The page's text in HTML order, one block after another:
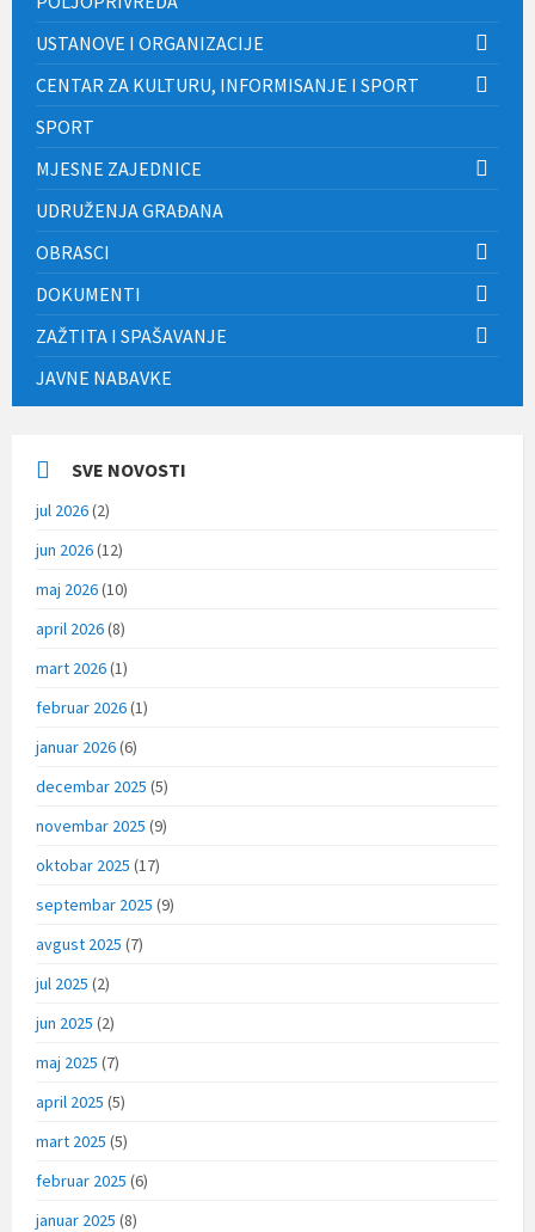
USTANOVE I ORGANIZACIJE
CENTAR ZA KULTURU, INFORMISANJE I SPORT
SPORT
MJESNE ZAJEDNICE
UDRUŽENJA GRAĐANA
OBRASCI
DOKUMENTI
ZAŽTITA I SPAŠAVANJE
JAVNE NABAVKE
SVE NOVOSTI
jul 2026(2)
jun 2026(12)
maj 2026(10)
april 2026(8)
mart 2026(1)
februar 2026(1)
januar 2026(6)
decembar 2025 (5)
novembar 2025 (9)
oktobar 2025 (17)
septembar 2025 (9)
avgust 2025 (7)
jul 2025 (2)
jun 2025 (2)
maj 2025 (7)
april 2025 (5)
mart 2025 (5)
februar 2025 (6)
januar 2025 (8)